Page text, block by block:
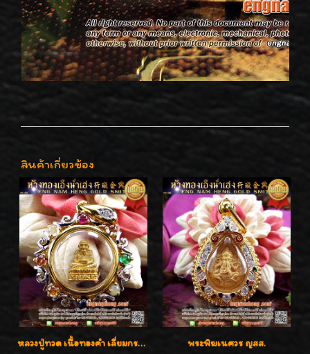
สินค้าเกี่ยวข้อง
หลวงปู่ทวด เนื้อทองคำ เลี่ยมกรอบทองคำประดับเพชรแท้และพลอยนพเก้า น่ารักมากๆค่ะ พระพิฆเนศวร ญสส.